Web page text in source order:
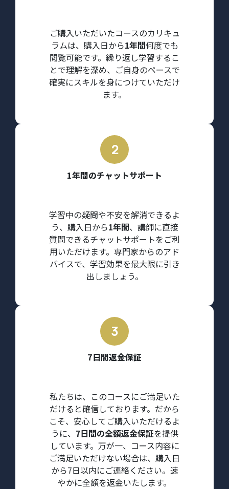
ご購入いただいたコースのカリキュ
ラムは、購入日から1年間何度でも
閲覧可能です。繰り返し学習するこ
とで理解を深め、ご自身のペースで
確実にスキルを身につけていただけ
ます。
1年間のチャットサポート
学習中の疑問や不安を解消できるよ
う、購入日から1年間、講師に直接
質問できるチャットサポートをご利
用いただけます。専門家からのアド
バイスで、学習効果を最大限に引き
出しましょう。
7日間返金保証
私たちは、このコースにご満足いた
だけると確信しております。だから
こそ、安心してご購入いただけるよ
うに、 7日間の全額返金保証を提供
しています。万が一、コース内容に
ご満足いただけない場合は、購入日
から7日以内にご連絡ください。速
やかに全額を返金いたします。